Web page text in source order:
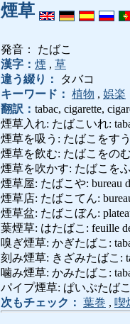
煙草
発音： たばこ
漢字： 煙 , 草
違う綴り：
タバコ
キーワード： 植物 , 娯楽
翻訳： tabac, cigarette,
煙草入れ: たばこいれ:
煙草を吸う: たばこをす
煙草を飲む: たばこをの
煙草を吹かす: たばこをふ
煙草屋: たばこや: bureau
煙草店: たばこてん:
煙草盆: たばこぼん:
葉煙草: はたばこ: feuille
嗅ぎ煙草: かぎたばこ:
刻み煙草: きざみたばこ:
噛み煙草: かみたばこ:
パイプ煙草: ぱいぷたばこ
次もチェック： 葉巻 , 喫